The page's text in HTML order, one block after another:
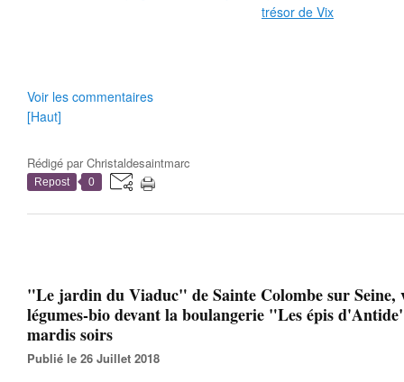
Voir les commentaires
[Haut]
Rédigé parChristaldesaintmarc
Repost 0
"Le jardin du Viaduc" de Sainte Colombe sur Seine,
légumes-bio devant la boulangerie "Les épis
mardis soirs
Publié le 26 Juillet 2018